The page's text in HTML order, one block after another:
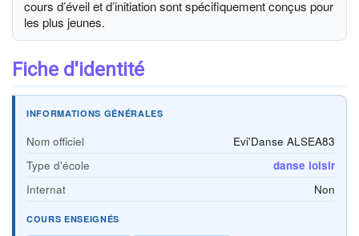
cours d’éveil et d’initiation sont spécifiquement conçus pour
les plus jeunes.
Fiche d'identité
INFORMATIONS GÉNÉRALES
Nom officiel
Evi'Danse ALSEA83
Type d'école
danse loisir
Internat
Non
COURS ENSEIGNÉS